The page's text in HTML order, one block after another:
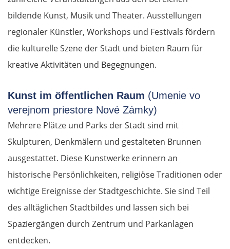
bildende Kunst, Musik und Theater. Ausstellungen
regionaler Künstler, Workshops und Festivals fördern
die kulturelle Szene der Stadt und bieten Raum für
kreative Aktivitäten und Begegnungen.
Kunst im öffentlichen Raum (Umenie vo
verejnom priestore Nové Zámky)
Mehrere Plätze und Parks der Stadt sind mit
Skulpturen, Denkmälern und gestalteten Brunnen
ausgestattet. Diese Kunstwerke erinnern an
historische Persönlichkeiten, religiöse Traditionen oder
wichtige Ereignisse der Stadtgeschichte. Sie sind Teil
des alltäglichen Stadtbildes und lassen sich bei
Spaziergängen durch Zentrum und Parkanlagen
entdecken.